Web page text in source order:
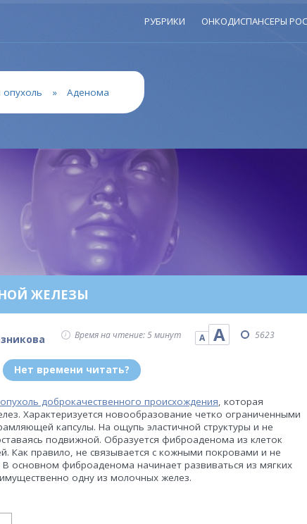
РУБРИКИ ОНКОДИСПАНСЕРЫ
» Аденома
ЖЕЛЕЗЫ
Время на чтение: 5 минут А А 5623
Нет времени читать?
опухоль доброкачественного происхождения, которая
Характеризуется новообразование четко ограниченными
капсулы. На ощупь эластичной структуры и не
подвижной. Образуется фиброаденома из клеток
Как правило, не связывается с кожными покровами и не
основном фиброаденома начинает развиваться из мягких
одну из молочных желез.